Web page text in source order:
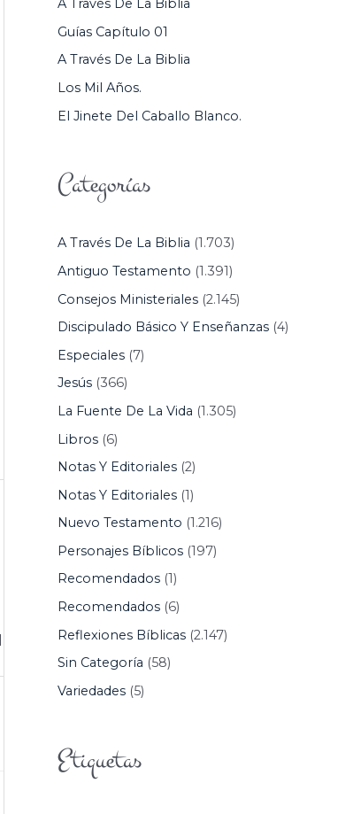
R
:
A Través De La Biblia
Guías Capítulo 01
A Través De La Biblia
Los Mil Años.
El Jinete Del Caballo Blanco.
Categorías
A Través De La Biblia (1.703)
Antiguo Testamento (1.391)
Consejos Ministeriales(2.145)
Discipulado Básico Y Enseñanzas(4)
Especiales(7)
Jesús(366)
La Fuente De La Vida (1.305)
Libros(6)
Notas Y Editoriales(2)
Notas Y Editoriales(1)
Nuevo Testamento (1.216)
Personajes Bíblicos(197)
Recomendados(1)
Recomendados(6)
Reflexiones Bíblicas(2.147)
Sin Categoría (58)
Variedades(5)
Etiquetas